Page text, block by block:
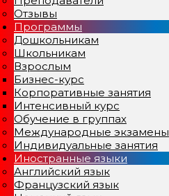
Отзывы
Программы
Дошкольникам
Школьникам
Взрослым
Бизнес-курс
Корпоративные занятия
Интенсивный курс
Обучение в группах
Международные экзамены
Индивидуальные занятия
Иностранные языки
Английский язык
Французский язык